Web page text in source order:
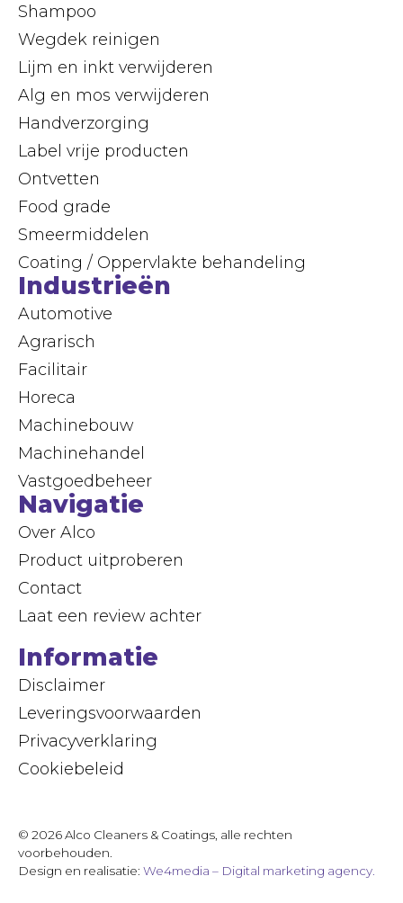
Shampoo
Wegdek reinigen
Lijm en inkt verwijderen
Alg en mos verwijderen
Handverzorging
Label vrije producten
Ontvetten
Food grade
Smeermiddelen
Coating / Oppervlakte behandeling
Industrieën
Automotive
Agrarisch
Facilitair
Horeca
Machinebouw
Machinehandel
Vastgoedbeheer
Navigatie
Over Alco
Product uitproberen
Contact
Laat een review achter
Informatie
Disclaimer
Leveringsvoorwaarden
Privacyverklaring
Cookiebeleid
© 2026 Alco Cleaners & Coatings, alle rechten
voorbehouden.
Design en realisatie: We4media – Digital marketing agency.